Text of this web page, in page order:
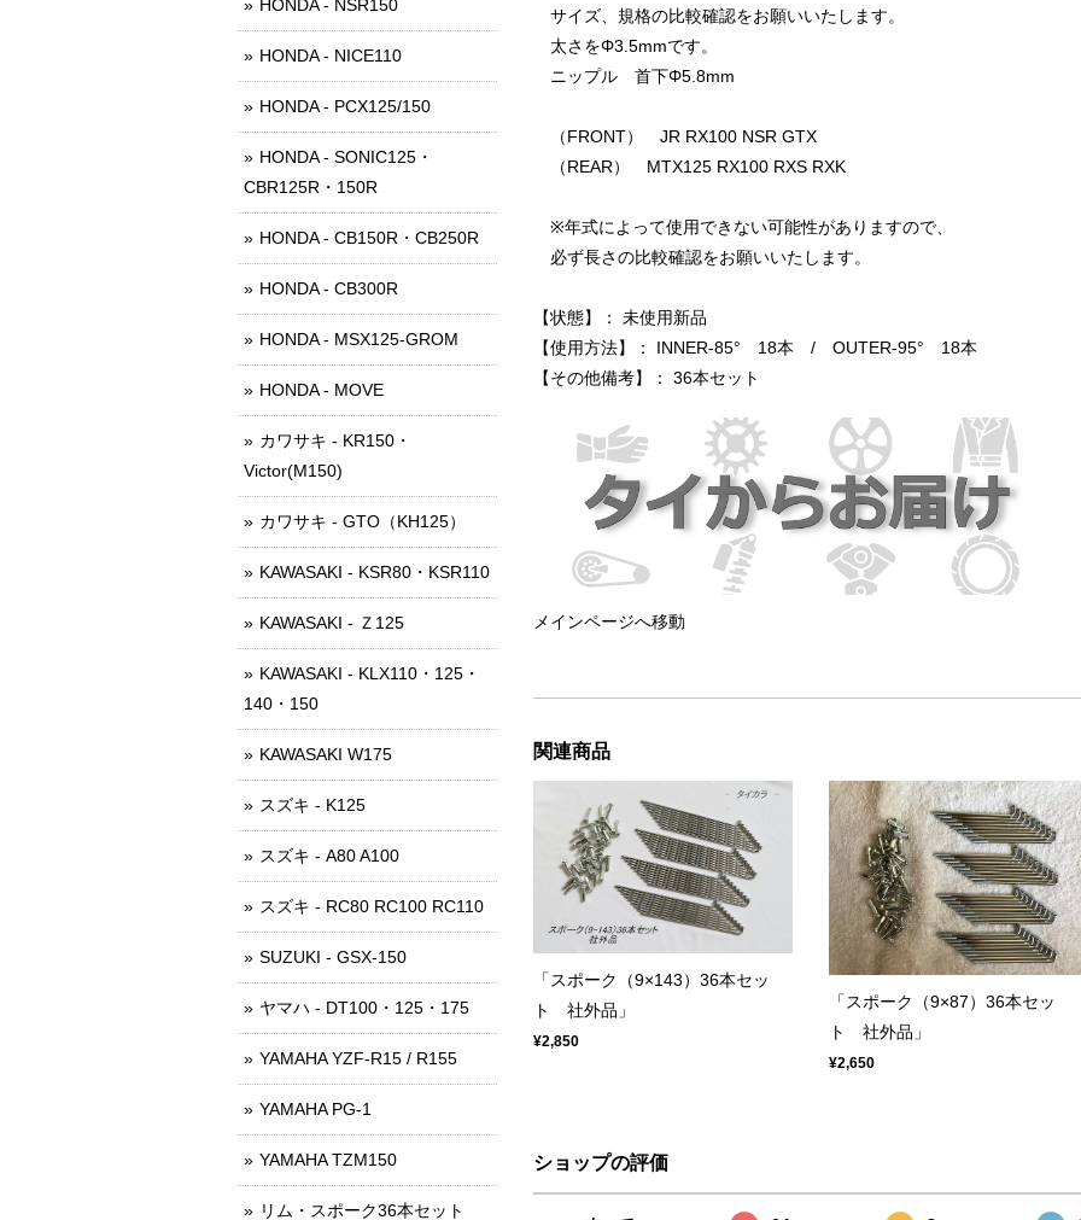
サイズ、規格の比較確認をお願いいたします。
太さをΦ3.5mmです。
ニップル 首下Φ5.8mm
（FRONT） JR RX100 NSR GTX
（REAR） MTX125 RX100 RXS RXK
※年式によって使用できない可能性がありますので、
必ず長さの比較確認をお願いいたします。
【状態】： 未使用新品
【使用方法】： INNER-85° 18本 / OUTER-95° 18本
【その他備考】： 36本セット
メインページへ移動
関連商品
「スポーク（9×143）36本セッ
ト 社外品」
¥2,850
「スポーク（9×87）36本セッ
ト 社外品」
¥2,650
ショップの評価
HONDA - NSR150
HONDA - NICE110
HONDA - PCX125/150
HONDA - SONIC125・
CBR125R・150R
HONDA - CB150R・CB250R
HONDA - CB300R
HONDA - MSX125-GROM
HONDA - MOVE
カワサキ - KR150・
Victor(M150)
カワサキ - GTO（KH125）
KAWASAKI - KSR80・KSR110
KAWASAKI - Ｚ125
KAWASAKI - KLX110・125・
140・150
KAWASAKI W175
スズキ - K125
スズキ - A80 A100
スズキ - RC80 RC100 RC110
SUZUKI - GSX-150
ヤマハ - DT100・125・175
YAMAHA YZF-R15 / R155
YAMAHA PG-1
YAMAHA TZM150
リム・スポーク36本セット